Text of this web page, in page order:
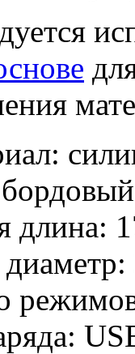
длина: